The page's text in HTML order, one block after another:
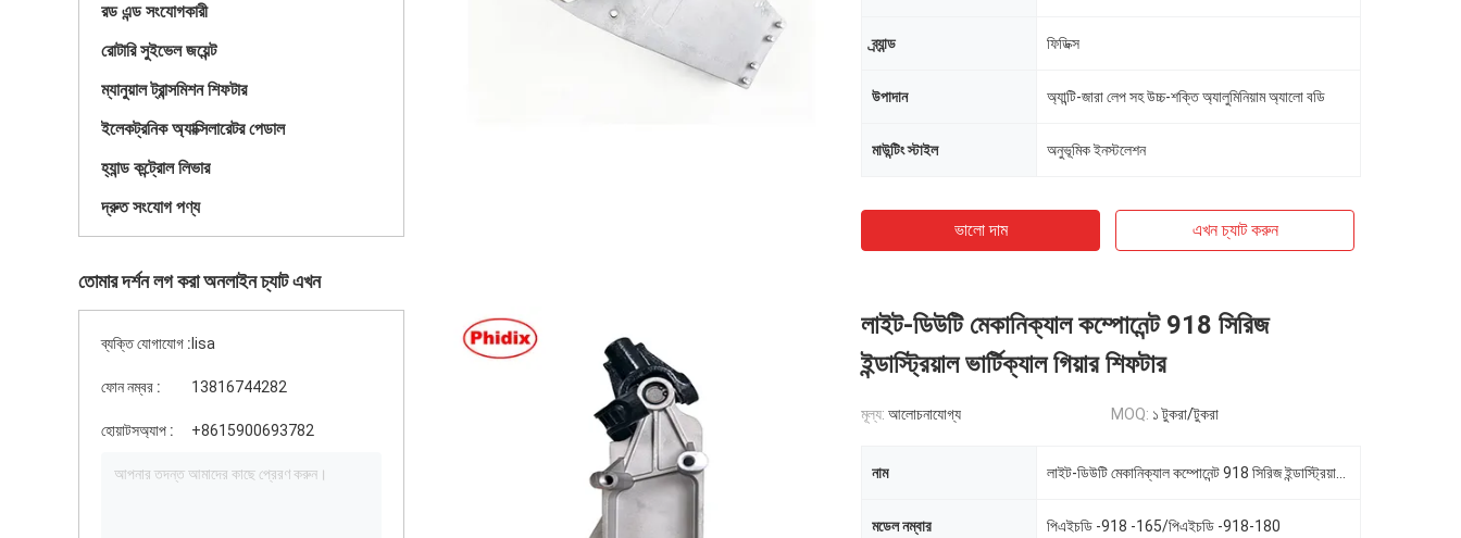
রড এন্ড সংযোগকারী
রোটারি সুইভেল জয়েন্ট
ম্যানুয়াল ট্রান্সমিশন শিফটার
ইলেকট্রনিক অ্যাক্সিলারেটর পেডাল
হ্যান্ড কন্ট্রোল লিভার
দ্রুত সংযোগ পণ্য
তোমার দর্শন লগ করা অনলাইন চ্যাট এখন
ব্যক্তি যোগাযোগ : lisa
ফোন নম্বর : 13816744282
হোয়াটসঅ্যাপ : +8615900693782
ব্র্যান্ড ফিডিক্স
উপাদান অ্যান্টি-জারা লেপ সহ উচ্চ-শক্তি অ্যালুমিনিয়াম অ্যালো বডি
মাউন্টিং স্টাইল অনুভূমিক ইনস্টলেশন
ভালো দাম এখন চ্যাট করুন
লাইট-ডিউটি ​​মেকানিক্যাল কম্পোনেন্ট 918 সিরিজ
ইন্ডাস্ট্রিয়াল ভার্টিক্যাল গিয়ার শিফটার
মূল্য: আলোচনাযোগ্য MOQ: ১ টুকরা/টুকরা
নাম
মডেল নম্বার পিএইচডি -918 -165/পিএইচডি -918-180